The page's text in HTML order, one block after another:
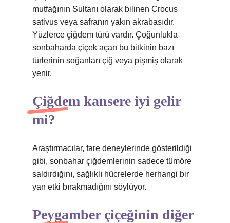
mutfağının Sultanı olarak bilinen Crocus
sativus veya safranın yakın akrabasıdır.
Yüzlerce çiğdem türü vardır. Çoğunlukla
sonbaharda çiçek açan bu bitkinin bazı
türlerinin soğanları çiğ veya pişmiş olarak
yenir.
Çiğdem kansere iyi gelir
mi?
Araştırmacılar, fare deneylerinde gösterildiği
gibi, sonbahar çiğdemlerinin sadece tümöre
saldırdığını, sağlıklı hücrelerde herhangi bir
yan etki bırakmadığını söylüyor.
Peygamber çiçeğinin diğer